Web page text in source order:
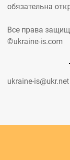
обязательна
Все права
©ukraine-is.com
ukraine-is@ukr.net